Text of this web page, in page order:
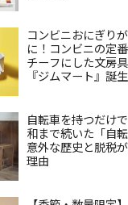
コンビニおにぎり
に！コンビニの定
チーフにした文房
『ジムマート』誕生
自転車を持つだけ
和まで続いた「自
意外な歴史と脱税
理由